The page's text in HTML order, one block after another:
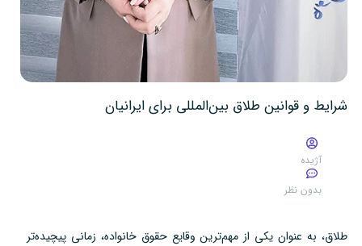
شرایط و قوانین طلاق بین‌المللی برای ایرانیان
آژیده
بدون نظر
طلاق، به عنوان یکی از مهم‌ترین وقایع حقوق خانواده، زمانی پیچیده‌تر